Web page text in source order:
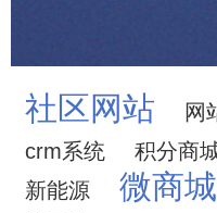
社区网站 网
crm系统
积分商
新能源 微商城